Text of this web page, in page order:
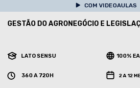
COM VIDEOAULAS
GESTÃO DO AGRONEGÓCIO E
LATO SENSU 100%
360 A 720H 2 A 12